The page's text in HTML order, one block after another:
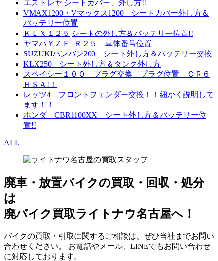
エストレヤ|シートカバー、外し方!!
VMAX1200・Vマックス1200 シートカバー外し方＆
バッテリー位置
ＫＬＸ１２５|シートの外し方＆バッテリー位置!!
ヤマハＹＺＦｰＲ２５ 車体番号位置
SUZUKIバンバン200 シート外し方＆バッテリー交換
KLX250 シート外し方＆タンク外し方
スペイシー１００ プラグ交換 プラグ位置 ＣＲ６
ＨＳＡ!！
レッツ4 フロントフェンダー交換！！細かく説明して
ます！！
ホンダ CBR1100XX シート外し方＆バッテリー位
置!!
ALL
廃車・放置バイクの買取・回収・処分
は
廃バイク買取ライトナウ名古屋へ！
バイクの買取・引取に関するご相談は、ぜひ当社までお問い
合わせください。 お電話やメール、LINEでもお問い合わせ
に対応しております。